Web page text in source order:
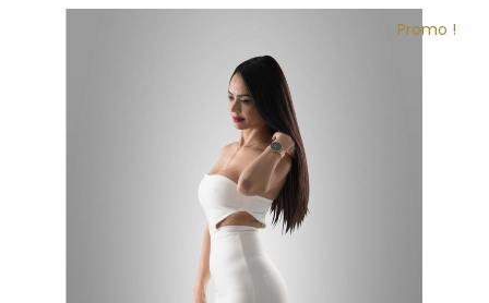
Promo !